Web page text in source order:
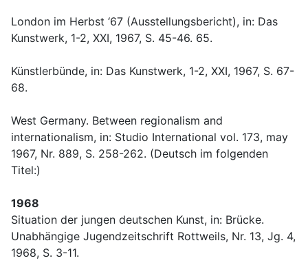
London im Herbst ‘67 (Ausstellungsbericht), in: Das
Kunstwerk, 1-2, XXI, 1967, S. 45-46. 65.
Künstlerbünde, in: Das Kunstwerk, 1-2, XXI, 1967, S. 67-
68.
West Germany. Between regionalism and
internationalism, in: Studio International vol. 173, may
1967, Nr. 889, S. 258-262. (Deutsch im folgenden
Titel:)
1968
Situation der jungen deutschen Kunst, in: Brücke.
Unabhängige Jugendzeitschrift Rottweils, Nr. 13, Jg. 4,
1968, S. 3-11.